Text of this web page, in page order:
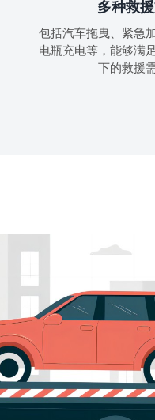
多种救
包括汽车拖曳、紧急
电瓶充电等，能够满
下的救援需